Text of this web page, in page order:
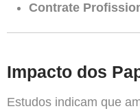
Contrate
Impacto dos
Estudos indicam que